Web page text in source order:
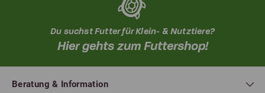
Du suchst Futter für Klein- & Nutztiere?
Hier gehts zum Futtershop!
Beratung & Information